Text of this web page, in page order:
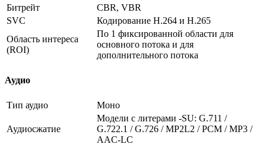
Битрейт
CBR, VBR
SVC
Кодирование H.264 и H.265
Область интереса
(ROI)
По 1 фиксированной области для
основного потока и для
дополнительного потока
Аудио
Тип аудио Моно
Аудиосжатие
Модели с литерами -SU: G.711 /
G.722.1 / G.726 / MP2L2 / PCM / MP3 /
AAC-LC